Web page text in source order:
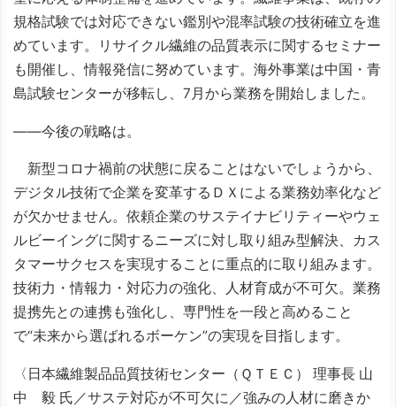
規格試験では対応できない鑑別や混率試験の技術確立を進
めています。リサイクル繊維の品質表示に関するセミナー
も開催し、情報発信に努めています。海外事業は中国・青
島試験センターが移転し、7月から業務を開始しました。
――今後の戦略は。
新型コロナ禍前の状態に戻ることはないでしょうから、
デジタル技術で企業を変革するＤＸによる業務効率化など
が欠かせません。依頼企業のサステイナビリティーやウェ
ルビーイングに関するニーズに対し取り組み型解決、カス
タマーサクセスを実現することに重点的に取り組みます。
技術力・情報力・対応力の強化、人材育成が不可欠。業務
提携先との連携も強化し、専門性を一段と高めること
で“未来から選ばれるボーケン”の実現を目指します。
〈日本繊維製品品質技術センター（ＱＴＥＣ） 理事長 山
中 毅 氏／サステ対応が不可欠に／強みの人材に磨きか